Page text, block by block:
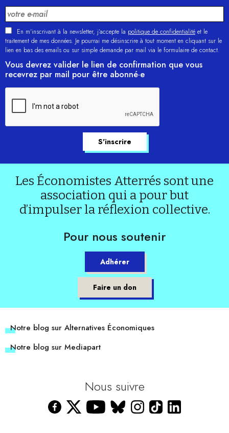
En m'inscrivant à la newsletter, j’accepte la politique de confidentialité et le
traitement de mes données. Je pourrai me désinscrire à tout moment en cliquant sur le
lien en bas des emails ou sur simple demande par mail via le formulaire de contact.
Vous devrez valider le lien de confirmation que vous
recevrez par mail pour être abonné·e
Les Économistes Atterrés sont une
association qui a pour but
d’impulser la réflexion collective.
Pour nous soutenir
Adhérer
Faire un don
Notre blog sur Alternatives Économiques
Notre blog sur Mediapart
Nous suivre